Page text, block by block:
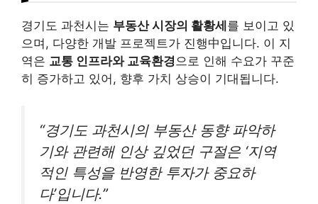
경기도 과천시는 부동산 시장의 활황세를 보이고 있
으며, 다양한 개발 프로젝트가 진행中입니다. 이 지
역은 교통 인프라와 교육환경 으로 인해 수요가 꾸준
히 증가하고 있어, 향후 가치 상승이 기대됩니다.
“경기도 과천시의 부동산 동향 파악하
기와 관련해 인상 깊었던 구절은 ‘지역
적인 특성을 반영한 투자가 중요하
다’입니다.”